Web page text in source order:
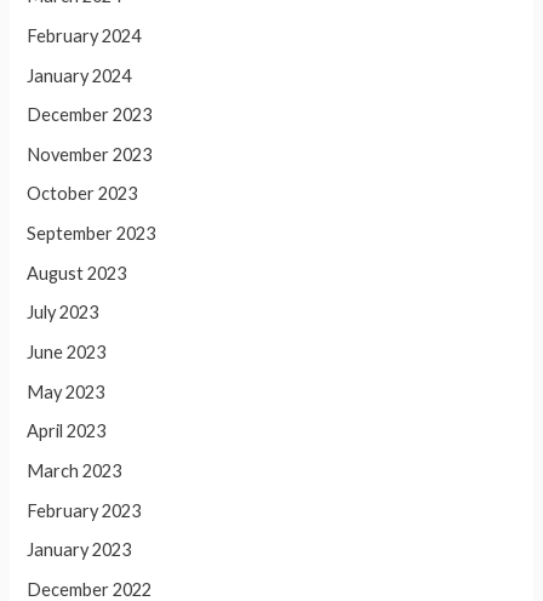
February 2024
January 2024
December 2023
November 2023
October 2023
September 2023
August 2023
July 2023
June 2023
May 2023
April 2023
March 2023
February 2023
January 2023
December 2022